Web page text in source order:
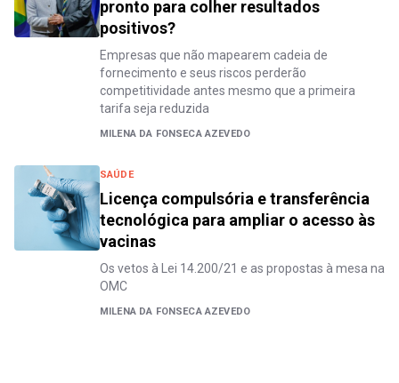
pronto para colher resultados
positivos?
Empresas que não mapearem cadeia de
fornecimento e seus riscos perderão
competitividade antes mesmo que a primeira
tarifa seja reduzida
MILENA DA FONSECA AZEVEDO
SAÚDE
Licença compulsória e transferência
tecnológica para ampliar o acesso às
vacinas
Os vetos à Lei 14.200/21 e as propostas à mesa na
OMC
MILENA DA FONSECA AZEVEDO